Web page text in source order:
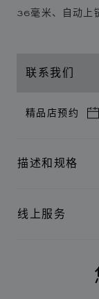
36毫米、自动上
联系我们
精品店预约
描述和规格
线上服务